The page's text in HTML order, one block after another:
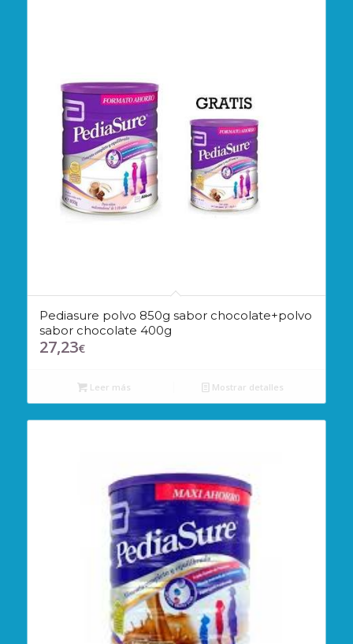
Pediasure polvo 850g sabor chocolate+polvo
sabor chocolate 400g
27,23€
Leer más Mostrar detalles